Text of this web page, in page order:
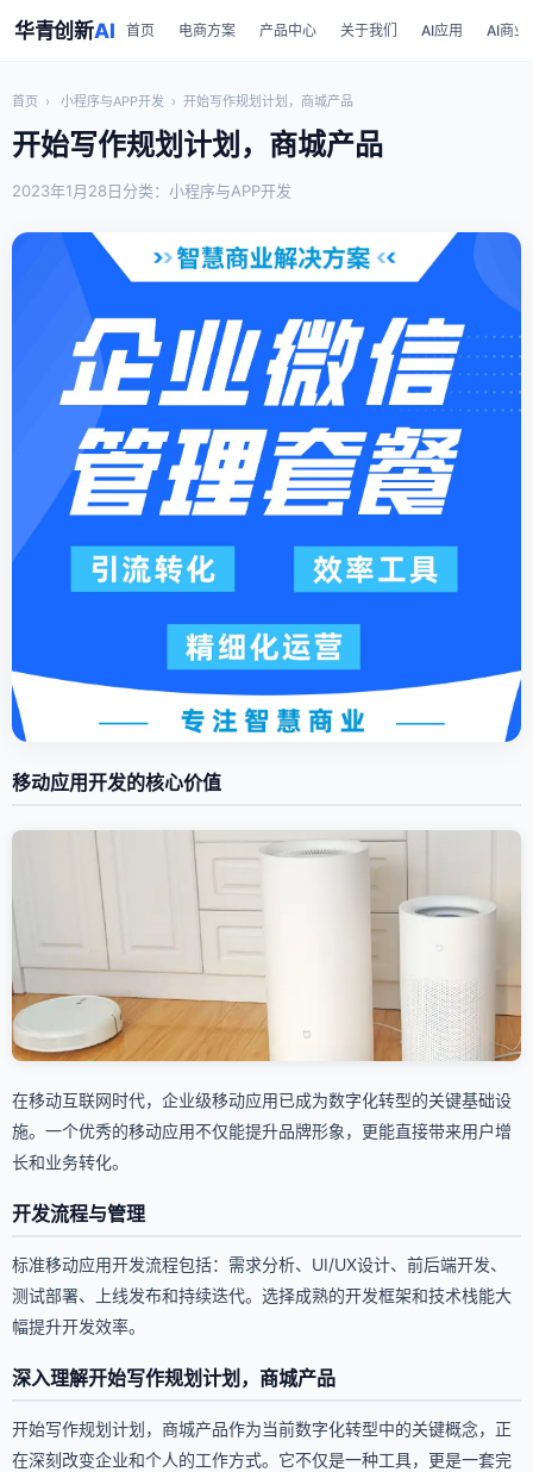
华青创新AI 首页 电商方案 产品中心 关于我们 AI应用 AI商业
首页 › 小程序与APP开发 › 开始写作规划计划，商城产品
开始写作规划计划，商城产品
2023年1月28日分类：小程序与APP开发
移动应用开发的核心价值
在移动互联网时代，企业级移动应用已成为数字化转型的关键基础设
施。一个优秀的移动应用不仅能提升品牌形象，更能直接带来用户增
长和业务转化。
开发流程与管理
标准移动应用开发流程包括：需求分析、UI/UX设计、前后端开发、
测试部署、上线发布和持续迭代。选择成熟的开发框架和技术栈能大
幅提升开发效率。
深入理解开始写作规划计划，商城产品
开始写作规划计划，商城产品作为当前数字化转型中的关键概念，正
在深刻改变企业和个人的工作方式。它不仅是一种工具，更是一套完